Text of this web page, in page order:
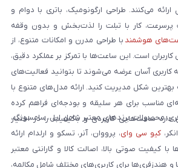
ارائه می‌کنند. طراحی ارگونومیک، باتری با دوام و
پرسرعت، کار با تبلت را لذت‌بخش و بدون وقفه
هوشمند با طراحی مدرن و امکانات متنوع، از
است. این ساعت‌ها با تمرکز بر عملکرد دقیق،
کاربری آسان عرضه می‌شوند تا بتوانید فعالیت‌های
بهترین شکل مدیریت کنید. ارائه مدل‌های متنوع با
مناسب برای هر سلیقه و بودجه‌ای فراهم کرده
ساعت‌هایی کاربردی و باکیفیت را در اختیار
محصولات برندهای معتبر شامل اپل، سامسونگ،
کیو سی وای، پرووان، آنر، تسکو و ارلدام ارائه
کیفیت صوتی بالا، اصالت کالا و گارانتی معتبر
برای کاربری‌های مختلف شامل مکالمه،